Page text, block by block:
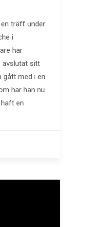
en träff under
i
har
avslutat sitt
med i en
har han nu
en